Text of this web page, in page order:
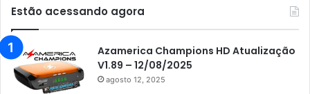
Audisat K30 Aventador
Azamerica
Azamerica Beats
Estão acessando agora
Azamerica Champions HD Atualização
V1.89 – 12/08/2025
agosto 12, 2025